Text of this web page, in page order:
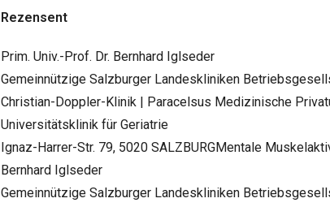
Rezensent
Prim. Univ.-Prof. Dr. Bernhard Iglseder
Gemeinnützige Salzburger Landeskliniken
Christian-Doppler-Klinik | Paracelsus Medizinische
Universitätsklinik für Geriatrie
Ignaz-Harrer-Str. 79, 5020 SALZBURGMentale
Bernhard Iglseder
Gemeinnützige Salzburger Landeskliniken